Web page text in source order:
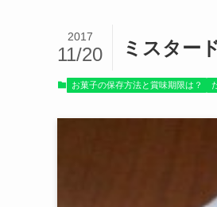
ミスター
2017
11/20
お菓子の保存方法と賞味期限は？